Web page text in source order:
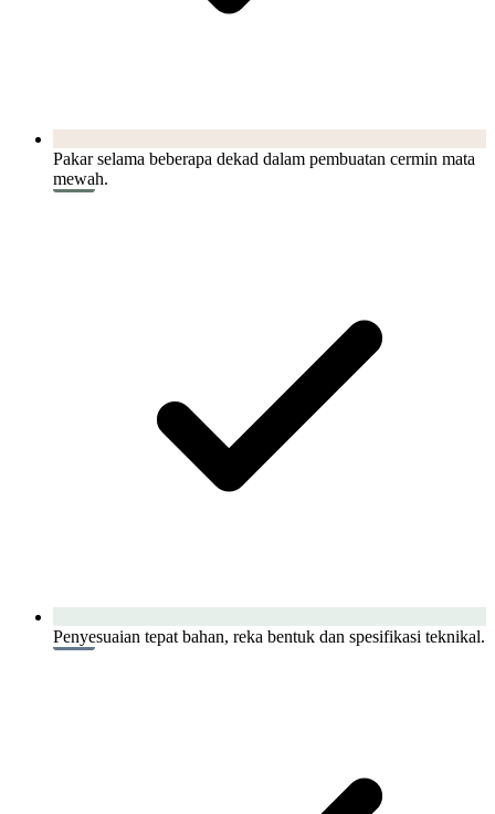
Pakar selama beberapa dekad dalam pembuatan cermin mata
mewah.
Penyesuaian tepat bahan, reka bentuk dan spesifikasi teknikal.